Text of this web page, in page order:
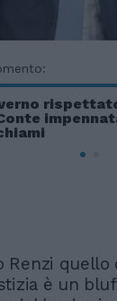
Renzi quello
è un